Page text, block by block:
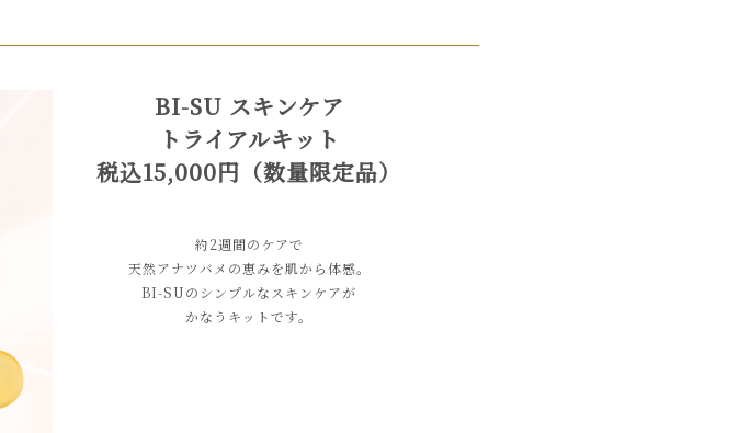
BI-SU スキンケア
トライアルキット
税込15,000円（数量限定品）
約2週間のケアで
天然アナツバメの恵みを肌から体感。
BI-SUのシンプルなスキンケアが
かなうキットです。